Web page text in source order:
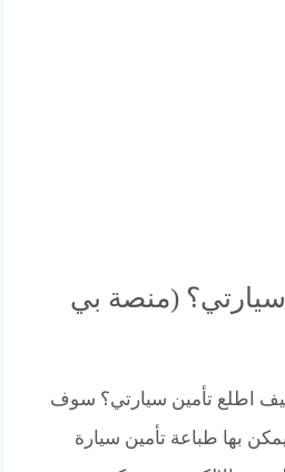
(منصة بي
اطلع تأمين سيارتي؟ سوف
بها طباعة تأمين سيارة